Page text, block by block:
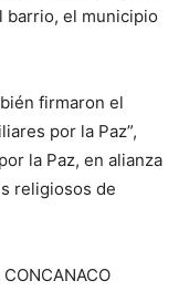
barrio, el municipio
firmaron el
por la Paz”,
la Paz, en alianza
religiosos de